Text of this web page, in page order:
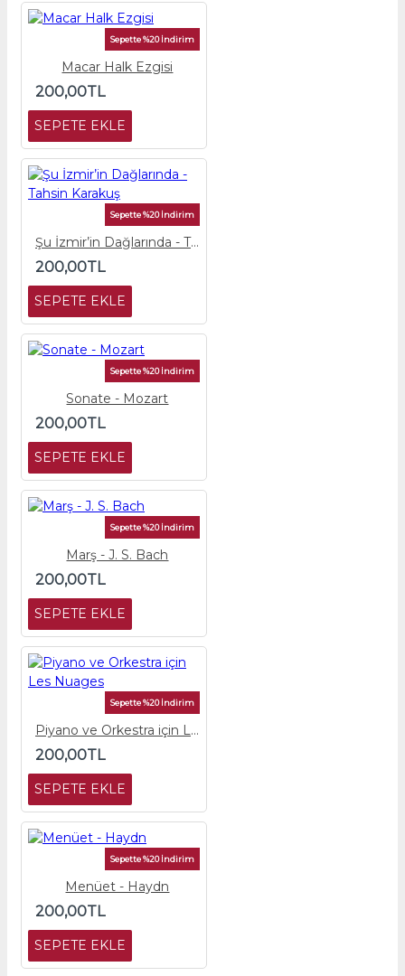
Sepette %20 İndirim
Macar Halk Ezgisi
200,00TL
SEPETE EKLE
Sepette %20 İndirim
Şu İzmir’in Dağlarında - Tahsin Karakuş
200,00TL
SEPETE EKLE
Sepette %20 İndirim
Sonate - Mozart
200,00TL
SEPETE EKLE
Sepette %20 İndirim
Marş - J. S. Bach
200,00TL
SEPETE EKLE
Sepette %20 İndirim
Piyano ve Orkestra için Les Nuages
200,00TL
SEPETE EKLE
Sepette %20 İndirim
Menüet - Haydn
200,00TL
SEPETE EKLE